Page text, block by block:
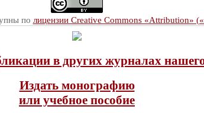
по лицензии Creative Commons «Attribution»
в других журналах нашего
Издать монографию
или учебное пособие